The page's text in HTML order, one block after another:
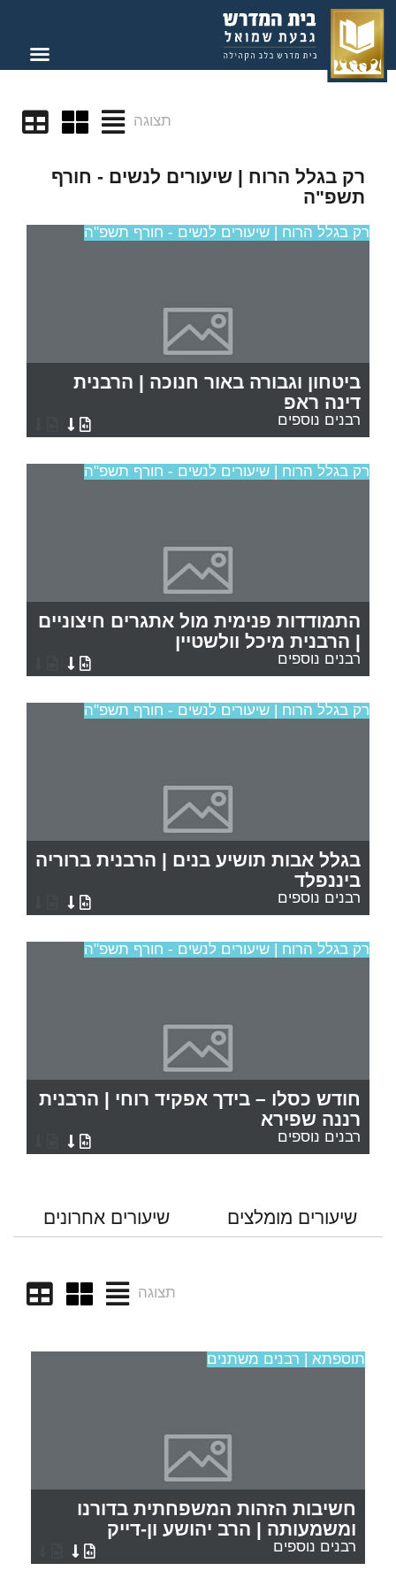
תצוגה
רק בגלל הרוח | שיעורים לנשים - חורף
תשפ"ה
רק בגלל הרוח | שיעורים לנשים - חורף תשפ"ה
ביטחון וגבורה באור חנוכה | הרבנית
דינה ראפ
רבנים נוספים
רק בגלל הרוח | שיעורים לנשים - חורף תשפ"ה
התמודדות פנימית מול אתגרים חיצוניים
| הרבנית מיכל וולשטיין
רבנים נוספים
רק בגלל הרוח | שיעורים לנשים - חורף תשפ"ה
בגלל אבות תושיע בנים | הרבנית ברוריה
ביננפלד
רבנים נוספים
רק בגלל הרוח | שיעורים לנשים - חורף תשפ"ה
חודש כסלו – בידך אפקיד רוחי | הרבנית
רננה שפירא
רבנים נוספים
שיעורים מומלצים שיעורים אחרונים
תצוגה
תוספתא | רבנים משתנים
חשיבות הזהות המשפחתית בדורנו
ומשמעותה | הרב יהושע ון-דייק
רבנים נוספים